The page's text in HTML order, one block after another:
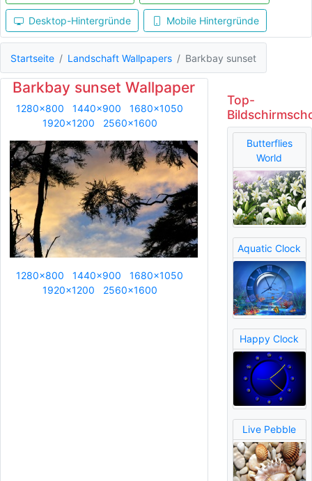
Desktop-Hintergründe Mobile Hintergründe
Startseite Landschaft Wallpapers Barkbay sunset
Barkbay sunset Wallpaper
1280x800 1440x900
1680x1050
1920x1200
2560x1600
1280x800 1440x900
1680x1050
1920x1200
2560x1600
Top-
Butterflies
World
Aquatic Clock
Happy Clock
Live Pebble